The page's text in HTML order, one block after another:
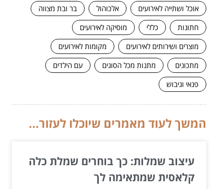
אוכל ושתייה לאירועים אלכוהול
בר ובת מצווה
חתונות
כללי
מוסיקה לאירועים
מוצרים ושירותים לאירועים
מקומות לאירועים
מתכונים
מתנות מכל הסוגים
עם הילדים
פנאי וגיבוש
המשך לעוד מאמרים שיוכלו לעזור...
עיצוב שמלות: כך בוחרים שמלת כלה
קלאסית שמתאימה לך